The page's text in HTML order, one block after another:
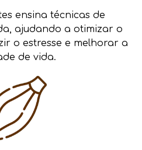
ensina técnicas de
ajudando a otimizar o
o estresse e melhorar a
de vida.